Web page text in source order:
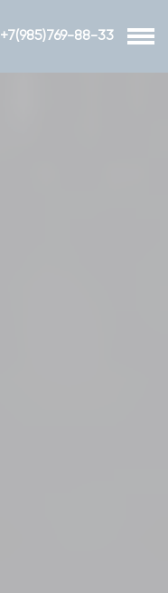
+7(985)769-88-33